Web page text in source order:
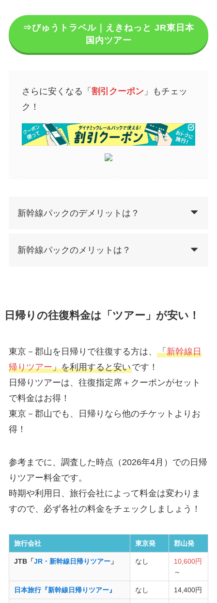
⇒びゅうトラベル｜えきねっと JR東日本
国内ツアー
さらに安くなる「 割引クーポン」もチェッ
ク！
新幹線パックのデメリットは？
新幹線パックのメリットは？
日帰りの往復料金は「ツアー」が安い！
東京－郡山を日帰りで往復する方は、 「新幹線日
帰りツアー」を利用すると安いです！
日帰りツアーは、往復指定席＋クーポンがセット
で料金はお得！
東京－郡山でも、日帰りなら他のチケットよりお
得！
参考までに、調査した時点（2026年4月）での日帰
りツアー料金です。
時期や利用日、旅行会社によって料金は変わりま
すので、必ず各社の料金をチェックしましょう！
旅行会社 東京発 郡山発
JTB「JR・新幹線日帰りツアー 」 なし
10,600円
～
日本旅行『新幹線日帰りツアー』 なし 14,400円